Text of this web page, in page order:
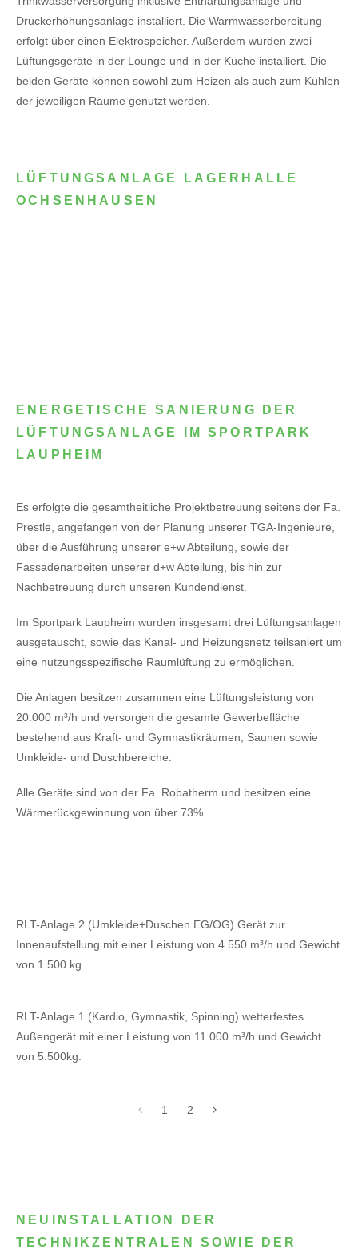
Druckerhöhungsanlage installiert. Die Warmwasserbereitung
erfolgt über einen Elektrospeicher. Außerdem wurden zwei
Lüftungsgeräte in der Lounge und in der Küche installiert. Die
beiden Geräte können sowohl zum Heizen als auch zum Kühlen
der jeweiligen Räume genutzt werden.
LÜFTUNGSANLAGE LAGERHALLE
OCHSENHAUSEN
ENERGETISCHE SANIERUNG DER
LÜFTUNGSANLAGE IM SPORTPARK
LAUPHEIM
Es erfolgte die gesamtheitliche Projektbetreuung seitens der Fa.
Prestle, angefangen von der Planung unserer TGA-Ingenieure,
über die Ausführung unserer e+w Abteilung, sowie der
Fassadenarbeiten unserer d+w Abteilung, bis hin zur
Nachbetreuung durch unseren Kundendienst.
Im Sportpark Laupheim wurden insgesamt drei Lüftungsanlagen
ausgetauscht, sowie das Kanal- und Heizungsnetz teilsaniert um
eine nutzungsspezifische Raumlüftung zu ermöglichen.
Die Anlagen besitzen zusammen eine Lüftungsleistung von
20.000 m³/h und versorgen die gesamte Gewerbefläche
bestehend aus Kraft- und Gymnastikräumen, Saunen sowie
Umkleide- und Duschbereiche.
Alle Geräte sind von der Fa. Robatherm und besitzen eine
Wärmerückgewinnung von über 73%.
RLT-Anlage 2 (Umkleide+Duschen EG/OG) Gerät zur
Innenaufstellung mit einer Leistung von 4.550 m³/h und Gewicht
von 1.500 kg
RLT-Anlage 1 (Kardio, Gymnastik, Spinning) wetterfestes
Außengerät mit einer Leistung von 11.000 m³/h und Gewicht
von 5.500kg.
1 2
NEUINSTALLATION DER
TECHNIKZENTRALEN SOWIE DER